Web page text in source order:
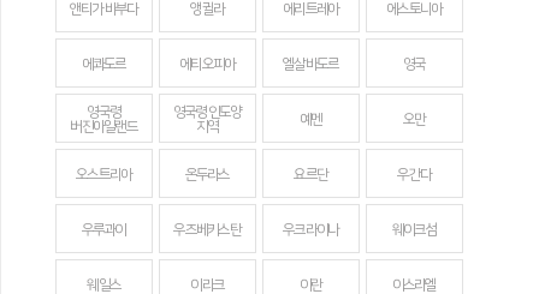
앤티가 바부다 앵귈라 에리트레아 에스토니아
에콰도르 에티오피아 엘살바도르 영국
영국령
버진아일랜드
영국령 인도양
지역
예멘 오만
오스트리아 온두라스 요르단 우간다
우루과이 우즈베키스탄 우크라이나 웨이크섬
웨일스 이라크 이란 이스라엘